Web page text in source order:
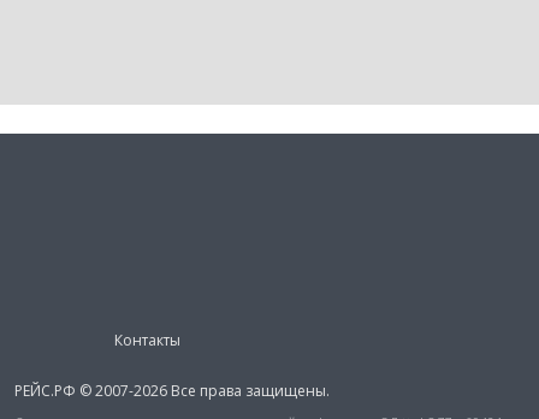
Контакты
РЕЙС.РФ © 2007-2026 Все права защищены.